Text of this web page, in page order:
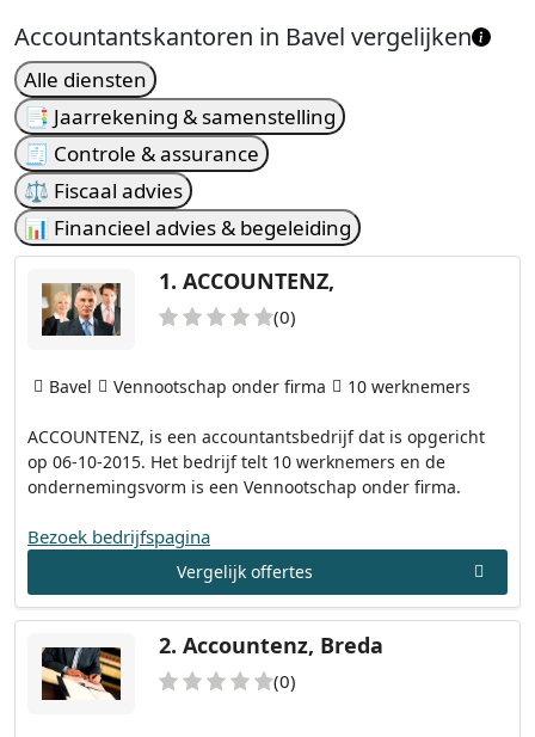
Accountantskantoren in Bavel vergelijken
Alle diensten
📑 Jaarrekening & samenstelling
🧾 Controle & assurance
⚖️ Fiscaal advies
📊 Financieel advies & begeleiding
1. ACCOUNTENZ,
(0)
ACCOUNTENZ, is een accountantsbedrijf dat is opgericht
op 06-10-2015. Het bedrijf telt 10 werknemers en de
ondernemingsvorm is een Vennootschap onder firma.
Bavel Vennootschap onder firma 10 werknemers
Bezoek bedrijfspagina
Vergelijk offertes
2. Accountenz, Breda
(0)